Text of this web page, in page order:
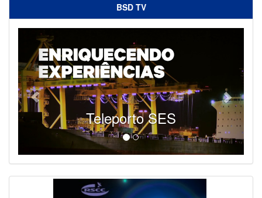
BSD TV
Teleporto SES